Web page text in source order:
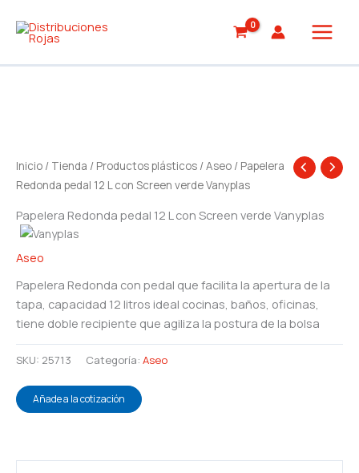
contenido
Inicio / Tienda / Productos plásticos /Aseo / Papelera
Redonda pedal 12 L con Screen verde Vanyplas
Papelera Redonda pedal 12 L con Screen verde Vanyplas
Aseo
Papelera Redonda con pedal que facilita la apertura de la
tapa, capacidad 12 litros ideal cocinas, baños, oficinas,
tiene doble recipiente que agiliza la postura de la bolsa
SKU: 25713 Categoría: Aseo
Añade a la cotización